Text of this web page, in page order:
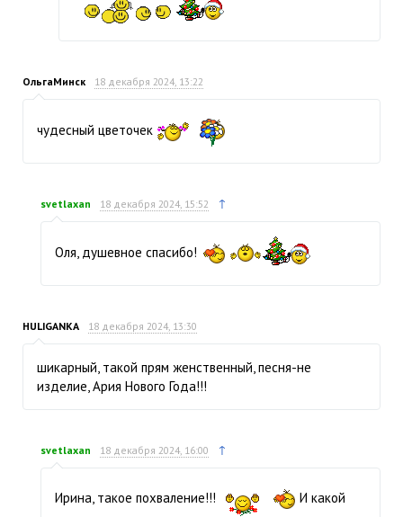
ОльгаМинск 18 декабря 2024, 13:22
чудесный цветочек
svetlaxan 18 декабря 2024, 15:52 ↑
Оля, душевное спасибо!
HULIGANKA 18 декабря 2024, 13:30
шикарный, такой прям женственный, песня-не
изделие, Ария Нового Года!!!
svetlaxan 18 декабря 2024, 16:00 ↑
Ирина, такое похваление!!!
И какой